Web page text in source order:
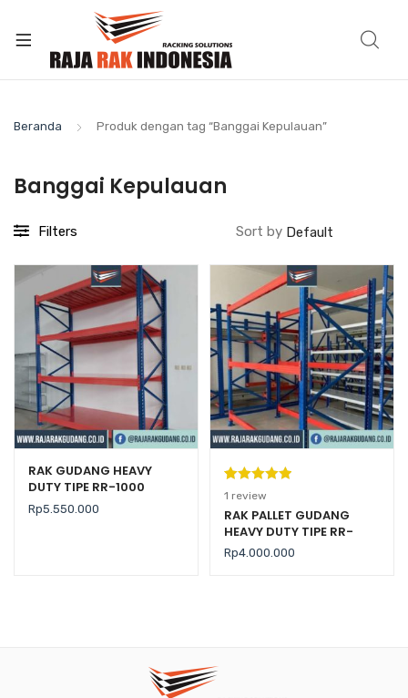
Beranda Produk dengan tag “Banggai Kepulauan”
Banggai Kepulauan
Filters Sort by
RAK GUDANG HEAVY
DUTY TIPE RR-1000
Rp5.550.000
Peringkat
5.00dari 5
berdasarka
n
1
penilaian
1 review
RAK PALLET GUDANG
HEAVY DUTY TIPE RR-
2000 KAPASITAS 2 TON /
LEVEL
Rp4.000.000